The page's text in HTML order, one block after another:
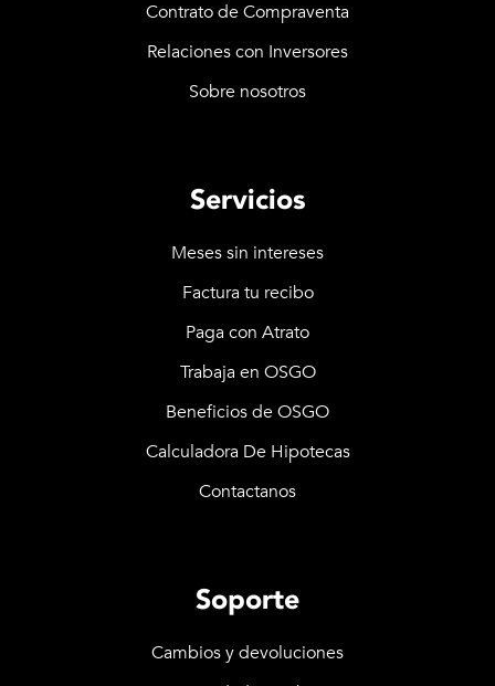
Contrato de Compraventa
Relaciones con Inversores
Sobre nosotros
Servicios
Meses sin intereses
Factura tu recibo
Paga con Atrato
Trabaja en OSGO
Beneficios de OSGO
Calculadora De Hipotecas
Contactanos
Soporte
Cambios y devoluciones